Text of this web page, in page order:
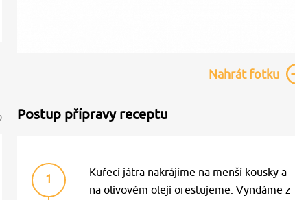
Nahrátfotku
Postup přípravy receptu
1
Kuřecí játra nakrájíme na menší kousky a
na olivovém oleji orestujeme. Vyndáme z